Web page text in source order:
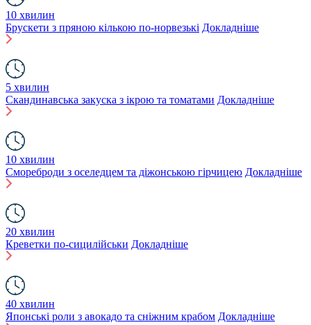
10 хвилин
Брускети з пряною кількою по-норвезькі Докладніше
5 хвилин
Скандинавська закуска з ікрою та томатами Докладніше
10 хвилин
Смореброди з оселедцем та діжонською гірчицею Докладніше
20 хвилин
Креветки по-сицилійськи Докладніше
40 хвилин
Японські роли з авокадо та сніжним крабом Докладніше